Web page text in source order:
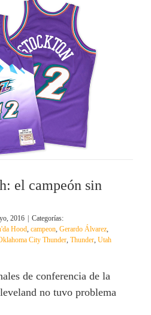
el campeón sin
2016
Categorías:
Hood, campeon, Gerardo Álvarez,
City Thunder, Thunder, Utah
de conferencia de la
no tuvo problema